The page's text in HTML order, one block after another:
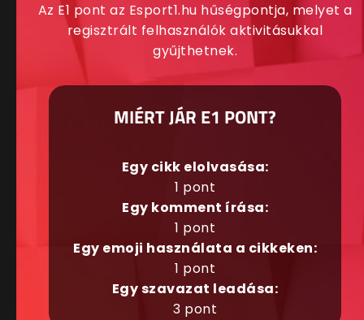
Az E1 pont az Esport1.hu hűségpontja, melyet a
regisztrált felhasználók aktivitásukkal
gyűjthetnek.
MIÉRT JÁR E1 PONT?
Egy cikk elolvasása:
1 pont
Egy komment írása:
1 pont
Egy emoji használata a cikkeken:
1 pont
Egy szavazat leadása:
3 pont